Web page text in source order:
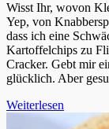
Wisst Ihr, wovon
Yep, von
dass ich eine
Kartoffelchips zu
Cracker. Gebt mir
glücklich. Aber
Weiterlesen